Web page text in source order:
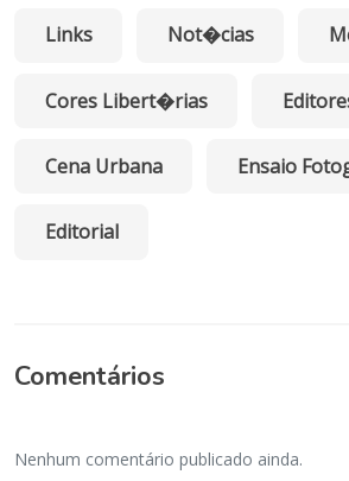
Links Not�cias
Cores Libert�rias
Cena Urbana Ensaio
Editorial
Comentários
Nenhum comentário publicado ainda.